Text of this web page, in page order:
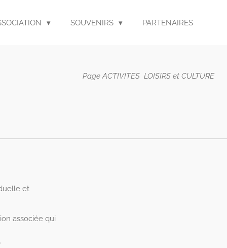
SOUVENIRS PARTENAIRES
Page ACTIVITES LOISIRS et CULTURE
et
associée qui